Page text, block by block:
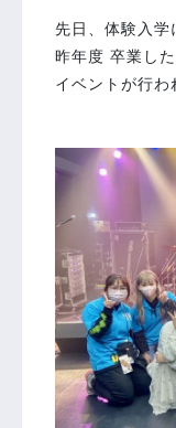
先日、体験入学
昨年度 卒業し
イベントが行わ